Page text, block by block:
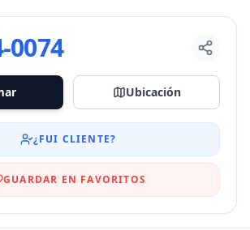
0074
Ubicación
¿FUI CLIENTE?
GUARDAR EN FAVORITOS